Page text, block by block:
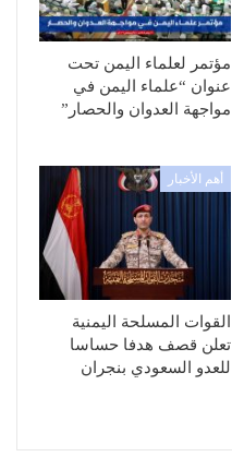
مؤتمر لعلماء اليمن تحت
عنوان “علماء اليمن في
مواجهة العدوان والحصار”
أهم الأخبار
القوات المسلحة اليمنية
تعلن قصف هدفا حساسا
للعدو السعودي بنجران